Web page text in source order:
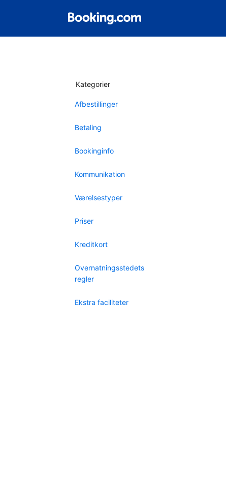
Kategorier
Afbestillinger
Betaling
Bookinginfo
Kommunikation
Værelsestyper
Priser
Kreditkort
Overnatningsstedets
regler
Ekstra faciliteter